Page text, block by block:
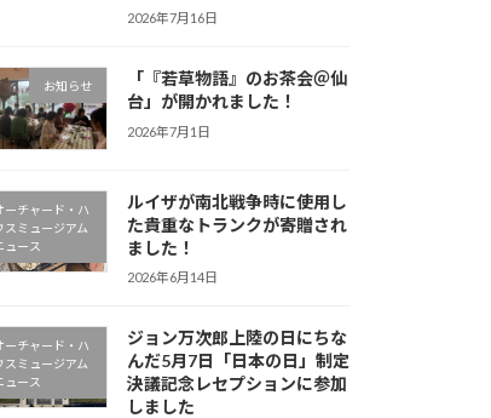
2026年7月16日
お知らせ
「『若草物語』のお茶会＠仙
台」が開かれました！
2026年7月1日
ーチャード・ハ
スミュージアム
ュース
ルイザが南北戦争時に使用し
た貴重なトランクが寄贈され
ました！
2026年6月14日
ーチャード・ハ
スミュージアム
ュース
ジョン万次郎上陸の日にちな
んだ5月7日「日本の日」制定
決議記念レセプションに参加
しました